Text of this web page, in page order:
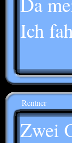
Ich
Rentner
Zwei